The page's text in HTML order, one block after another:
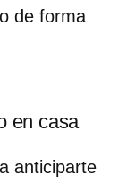
de forma
en casa
anticiparte